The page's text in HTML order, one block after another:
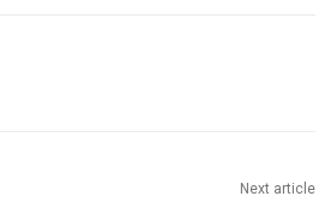
Next article